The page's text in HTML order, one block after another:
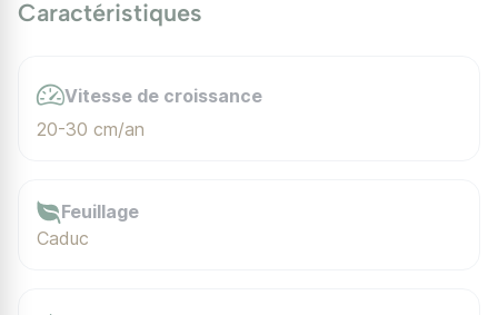
Caractéristiques
Vitesse de croissance
20-30 cm/an
Feuillage
Caduc